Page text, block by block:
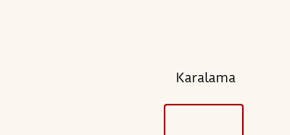
Karalama